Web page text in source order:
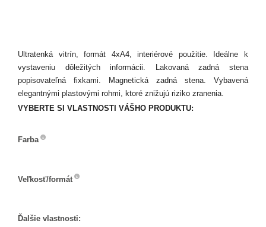
Ultratenká vitrín, formát 4xA4, interiérové použitie. Ideálne k
vystaveniu dôležitých informácii. Lakovaná zadná stena
popisovateľná fixkami. Magnetická zadná stena. Vybavená
elegantnými plastovými rohmi, ktoré znižujú riziko zranenia.
VYBERTE SI VLASTNOSTI VÁŠHO PRODUKTU:
Farba
Veľkosť/formát
Ďalšie vlastnosti: